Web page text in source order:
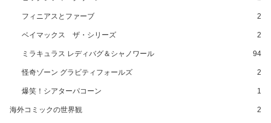
フィニアスとファーブ 2
ベイマックス ザ・シリーズ 2
ミラキュラス レディバグ＆シャノワール 94
怪奇ゾーン グラビティフォールズ 2
爆笑！シアターパコーン 1
海外コミックの世界観 2